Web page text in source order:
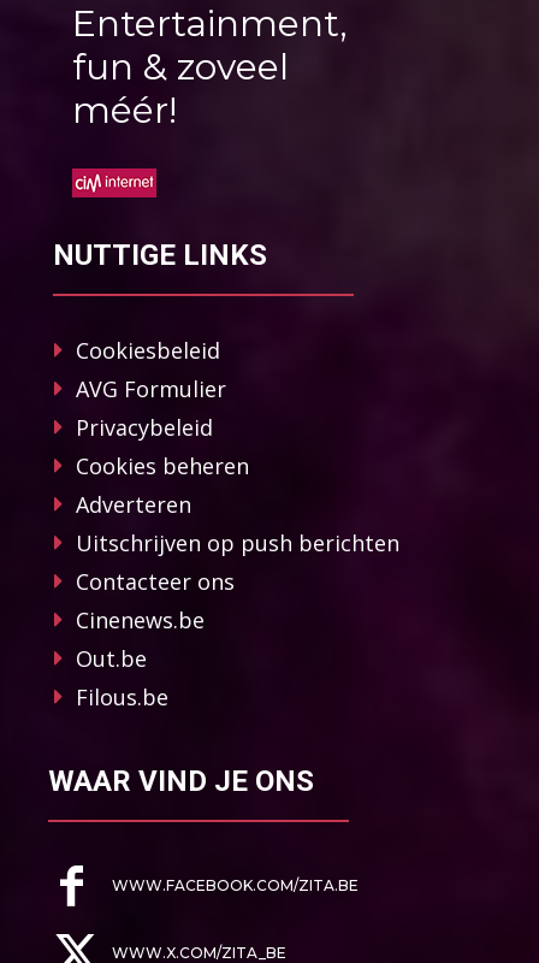
Entertainment,
fun & zoveel
méér!
NUTTIGE LINKS
Cookiesbeleid
AVG Formulier
Privacybeleid
Cookies beheren
Adverteren
Uitschrijven op push berichten
Contacteer ons
Cinenews.be
Out.be
Filous.be
WAAR VIND JE ONS
WWW.FACEBOOK.COM/ZITA.BE
WWW.X.COM/ZITA_BE